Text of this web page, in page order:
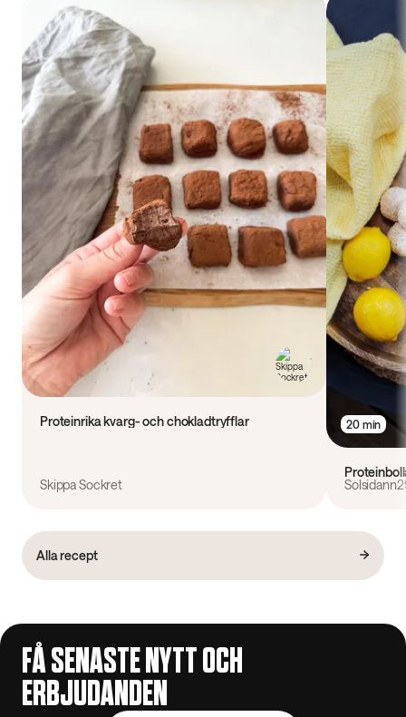
Proteinrika kvarg- och chokladtryfflar
Skippa Sockret
20 min
Alla recept
FÅ SENASTE NYTT OCH
ERBJUDANDEN